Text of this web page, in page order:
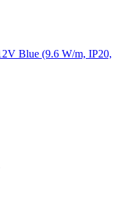
Blue (9.6 W/m, IP20,